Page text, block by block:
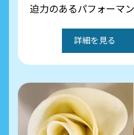
迫力のあるパフォーマ
詳細を見る